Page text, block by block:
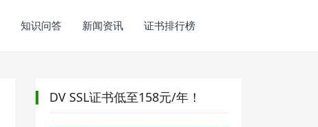
知识问答 新闻资讯 证书排行榜
DV SSL证书低至158元/年！